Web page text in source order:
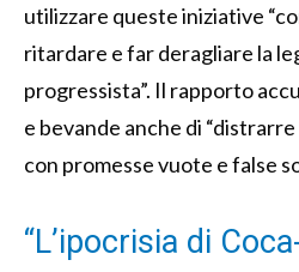
utilizzare queste iniziative
ritardare e far deragliare la
progressista”. Il rapporto
e bevande anche di
con promesse vuote e false
“L’ipocrisia di